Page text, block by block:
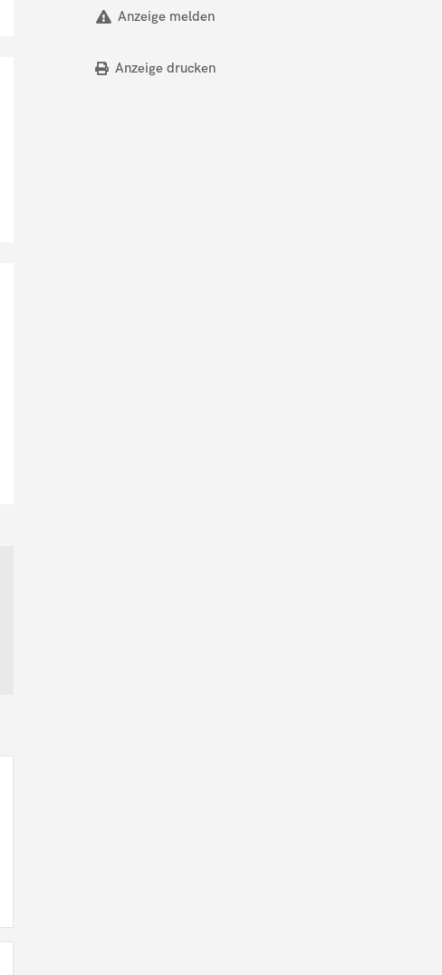
Anzeige melden
Anzeige drucken